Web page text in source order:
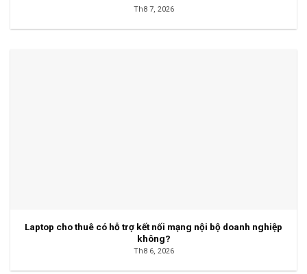
Th8 7, 2026
Laptop cho thuê có hỗ trợ kết nối mạng nội bộ doanh nghiệp
không?
Th8 6, 2026